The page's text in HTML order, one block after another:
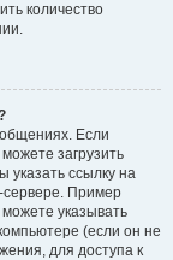
количество
Если
загрузить
ссылку на
Пример
указывать
(если он не
для доступа к